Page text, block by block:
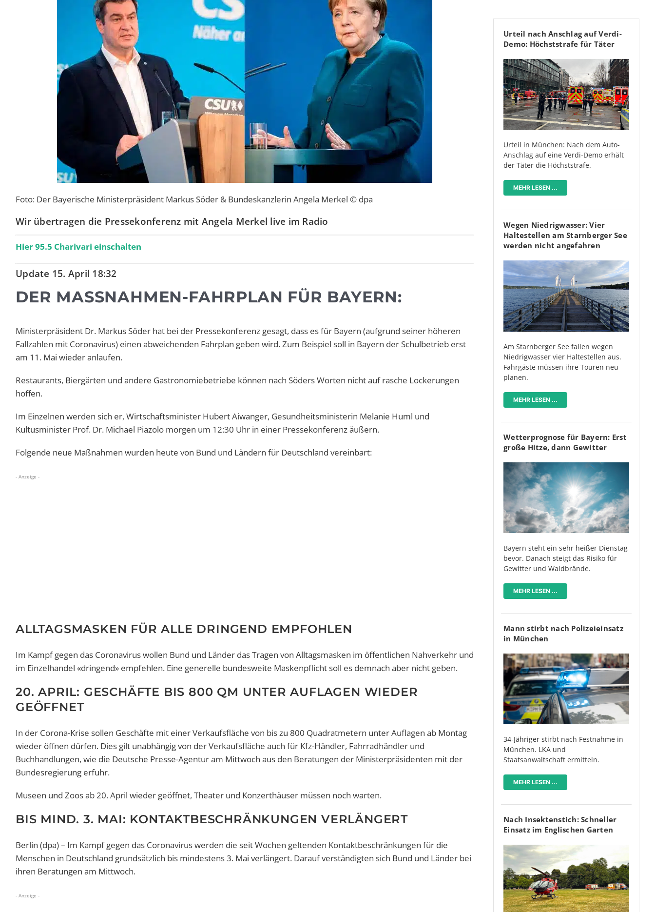
Foto: Der Bayerische Ministerpräsident Markus Söder & Bundeskanzlerin Angela Merkel © dpa
Wir übertragen die Pressekonferenz mit Angela Merkel live im Radio
Hier 95.5 Charivari einschalten
Update 15. April 18:32
DER MASSNAHMEN-FAHRPLAN FÜR BAYERN:
Ministerpräsident Dr. Markus Söder hat bei der Pressekonferenz gesagt, dass es für Bayern (aufgrund seiner höheren
Fallzahlen mit Coronavirus) einen abweichenden Fahrplan geben wird. Zum Beispiel soll in Bayern der Schulbetrieb erst
am 11. Mai wieder anlaufen.
Restaurants, Biergärten und andere Gastronomiebetriebe können nach Söders Worten nicht auf rasche Lockerungen
hoffen.
Im Einzelnen werden sich er, Wirtschaftsminister Hubert Aiwanger, Gesundheitsministerin Melanie Huml und
Kultusminister Prof. Dr. Michael Piazolo morgen um 12:30 Uhr in einer Pressekonferenz äußern.
Folgende neue Maßnahmen wurden heute von Bund und Ländern für Deutschland vereinbart:
- Anzeige -
ALLTAGSMASKEN FÜR ALLE DRINGEND EMPFOHLEN
Im Kampf gegen das Coronavirus wollen Bund und Länder das Tragen von Alltagsmasken im öffentlichen Nahverkehr und
im Einzelhandel «dringend» empfehlen. Eine generelle bundesweite Maskenpflicht soll es demnach aber nicht geben.
20. APRIL: GESCHÄFTE BIS 800 QM UNTER AUFLAGEN WIEDER
GEÖFFNET
In der Corona-Krise sollen Geschäfte mit einer Verkaufsfläche von bis zu 800 Quadratmetern unter Auflagen ab Montag
wieder öffnen dürfen. Dies gilt unabhängig von der Verkaufsfläche auch für Kfz-Händler, Fahrradhändler und
Buchhandlungen, wie die Deutsche Presse-Agentur am Mittwoch aus den Beratungen der Ministerpräsidenten mit der
Bundesregierung erfuhr.
Museen und Zoos ab 20. April wieder geöffnet, Theater und Konzerthäuser müssen noch warten.
BIS MIND. 3. MAI: KONTAKTBESCHRÄNKUNGEN VERLÄNGERT
Berlin (dpa) – Im Kampf gegen das Coronavirus werden die seit Wochen geltenden Kontaktbeschränkungen für die
Menschen in Deutschland grundsätzlich bis mindestens 3. Mai verlängert. Darauf verständigten sich Bund und Länder bei
ihren Beratungen am Mittwoch.
- Anzeige -
Urteil nach Anschlag auf Verdi-
Demo: Höchststrafe für Täter
Urteil in München: Nach dem Auto-
Anschlag auf eine Verdi-Demo erhält
der Täter die Höchststrafe.
MEHR LESEN ...
Wegen Niedrigwasser: Vier
Haltestellen am Starnberger See
werden nicht angefahren
Am Starnberger See fallen wegen
Niedrigwasser vier Haltestellen aus.
Fahrgäste müssen ihre Touren neu
planen.
MEHR LESEN ...
Wetterprognose für Bayern: Erst
große Hitze, dann Gewitter
Bayern steht ein sehr heißer Dienstag
bevor. Danach steigt das Risiko für
Gewitter und Waldbrände.
MEHR LESEN ...
Mann stirbt nach Polizeieinsatz
in München
34-Jähriger stirbt nach Festnahme in
München. LKA und
Staatsanwaltschaft ermitteln.
MEHR LESEN ...
Nach Insektenstich: Schneller
Einsatz im Englischen Garten